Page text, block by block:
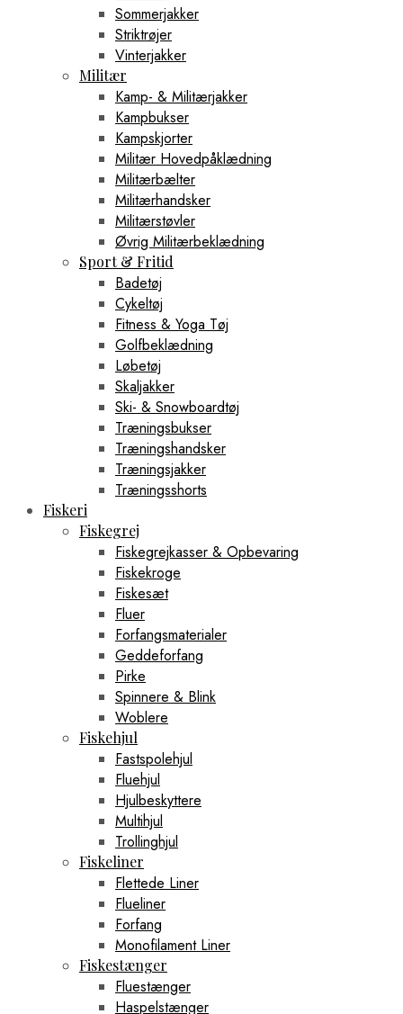
Sommerjakker
Striktrøjer
Vinterjakker
Militær
Kamp- & Militærjakker
Kampbukser
Kampskjorter
Militær Hovedpåklædning
Militærbælter
Militærhandsker
Militærstøvler
Øvrig Militærbeklædning
Sport & Fritid
Badetøj
Cykeltøj
Fitness & Yoga Tøj
Golfbeklædning
Løbetøj
Skaljakker
Ski- & Snowboardtøj
Træningsbukser
Træningshandsker
Træningsjakker
Træningsshorts
Fiskeri
Fiskegrej
Fiskegrejkasser & Opbevaring
Fiskekroge
Fiskesæt
Fluer
Forfangsmaterialer
Geddeforfang
Pirke
Spinnere & Blink
Woblere
Fiskehjul
Fastspolehjul
Fluehjul
Hjulbeskyttere
Multihjul
Trollinghjul
Fiskeliner
Flettede Liner
Flueliner
Forfang
Monofilament Liner
Fiskestænger
Fluestænger
Haspelstænger